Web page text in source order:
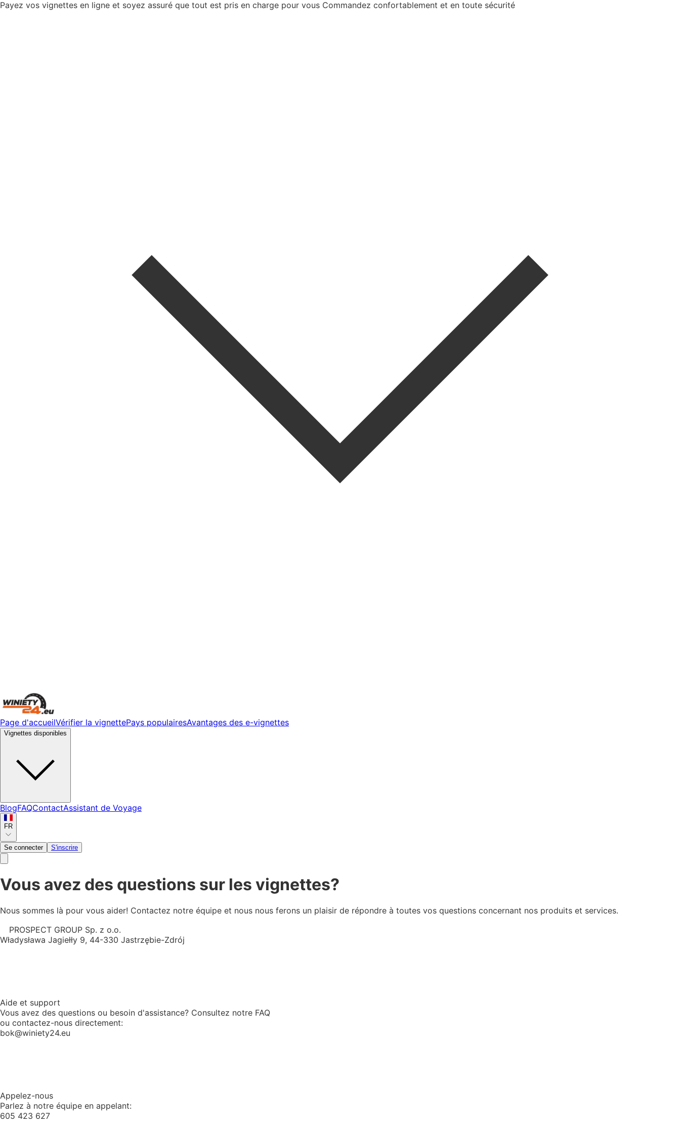
Payez vos vignettes en ligne et soyez assuré que tout est pris en charge pour vous Commandez confortablement et en toute sécurité
Page d'accueilVérifier la vignettePays populairesAvantages des e-vignettes
Vignettes disponibles
BlogFAQContactAssistant de Voyage
FR
Se connecter S'inscrire
Vous avez des questions sur les vignettes?
Nous sommes là pour vous aider! Contactez notre équipe et nous nous ferons un plaisir de répondre à toutes vos questions concernant nos produits et services.
PROSPECT GROUP Sp. z o.o.
Władysława Jagiełły 9, 44-330 Jastrzębie-Zdrój
Aide et support
Vous avez des questions ou besoin d'assistance? Consultez notre FAQ
ou contactez-nous directement:
bok@winiety24.eu
Appelez-nous
Parlez à notre équipe en appelant:
605 423 627